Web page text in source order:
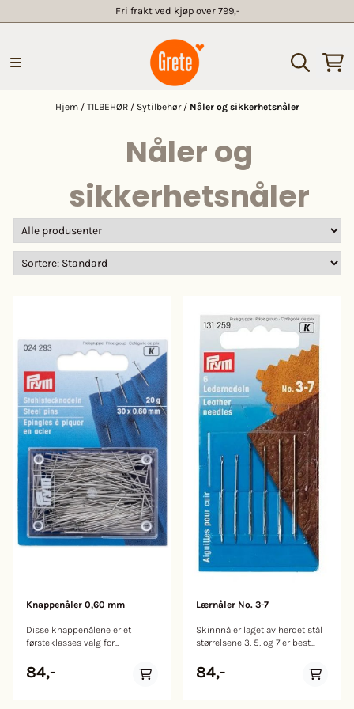
Fri frakt ved kjøp over 799,-
Hjem / TILBEHØR / Sytilbehør / Nåler og sikkerhetsnåler
Nåler og
sikkerhetsnåler
Knappenåler 0,60 mm
Disse knappenålene er et
førsteklasses valg for
hobbysnekkere når det
kommer til pinning. Disse
84,-
Lærnåler No. 3-7
Skinnnåler laget av herdet stål i
størrelsene 3, 5, og 7 er best
skinn. Nålene og deres
trekantede tupp gjør dem
84,-